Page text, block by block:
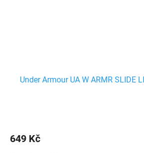
Under Armour UA W ARMR SLIDE
649 Kč